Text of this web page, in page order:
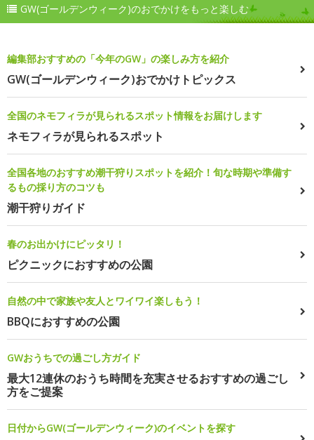
GW(ゴールデンウィーク)のおでかけをもっと楽しむ
編集部おすすめの「今年のGW」の楽しみ方を紹介
GW(ゴールデンウィーク)おでかけトピックス
全国のネモフィラが見られるスポット情報をお届けします
ネモフィラが見られるスポット
全国各地のおすすめ潮干狩りスポットを紹介！旬な時期や準備す
るもの採り方のコツも
潮干狩りガイド
春のお出かけにピッタリ！
ピクニックにおすすめの公園
自然の中で家族や友人とワイワイ楽しもう！
BBQにおすすめの公園
GWおうちでの過ごし方ガイド
最大12連休のおうち時間を充実させるおすすめの過ごし
方をご提案
日付からGW(ゴールデンウィーク)のイベントを探す